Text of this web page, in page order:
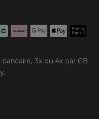
3x ou 4x par CB